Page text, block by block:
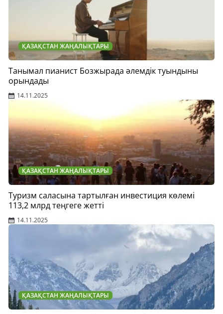
ҚАЗАҚСТАН ЖАҢАЛЫҚТАРЫ
Танымал пианист Бозжырада әлемдік туындыны
орындады
14.11.2025
ҚАЗАҚСТАН ЖАҢАЛЫҚТАРЫ
Туризм саласына тартылған инвестиция көлемі
113,2 млрд теңгеге жетті
14.11.2025
ҚАЗАҚСТАН ЖАҢАЛЫҚТАРЫ